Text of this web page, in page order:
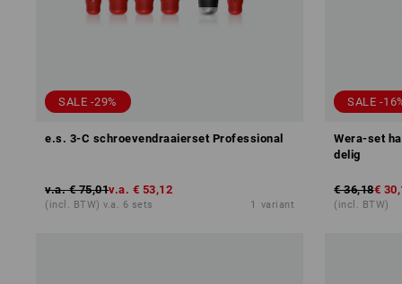
SALE -29%
e.s. 3-C schroevendraaierset Professional
v.a. € 75,01v.a. € 53,12
(incl. BTW) v.a. 6 sets 1 variant
SALE -
Wera-set
delig
€ 36,18€
(incl. BTW)